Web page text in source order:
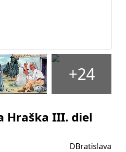
+24
Hraška III. diel
DBratislava